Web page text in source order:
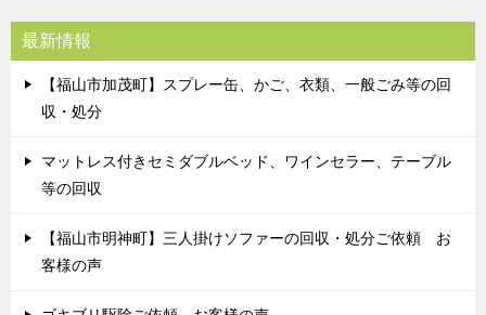
最新情報
【福山市加茂町】スプレー缶、かご、衣類、一般ごみ等の回
収・処分
マットレス付きセミダブルベッド、ワインセラー、テーブル
等の回収
【福山市明神町】三人掛けソファーの回収・処分ご依頼 お
客様の声